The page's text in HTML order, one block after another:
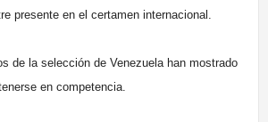
presente en el certamen internacional.
de la selección de Venezuela han mostrado
en competencia.